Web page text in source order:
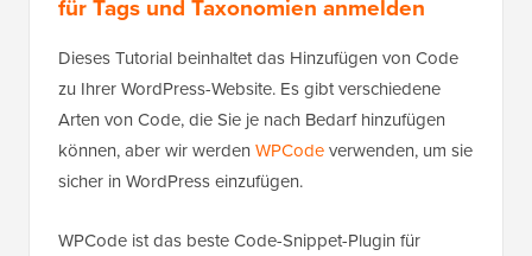
für Tags und Taxonomien anmelden
Dieses Tutorial beinhaltet das Hinzufügen von Code
zu Ihrer WordPress-Website. Es gibt verschiedene
Arten von Code, die Sie je nach Bedarf hinzufügen
können, aber wir werden WPCodeverwenden, um sie
sicher in WordPress einzufügen.
WPCode ist das beste Code-Snippet-Plugin für